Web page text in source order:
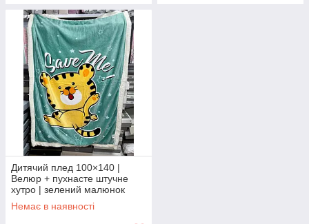
Дитячий плед 100×140 |
Велюр + пухнасте штучне
хутро | зелений малюнок
тигр.
Немає в наявності